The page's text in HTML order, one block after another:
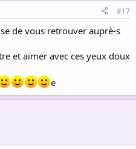
#17
de vous retrouver auprè-s
et aimer avec ces yeux doux
e